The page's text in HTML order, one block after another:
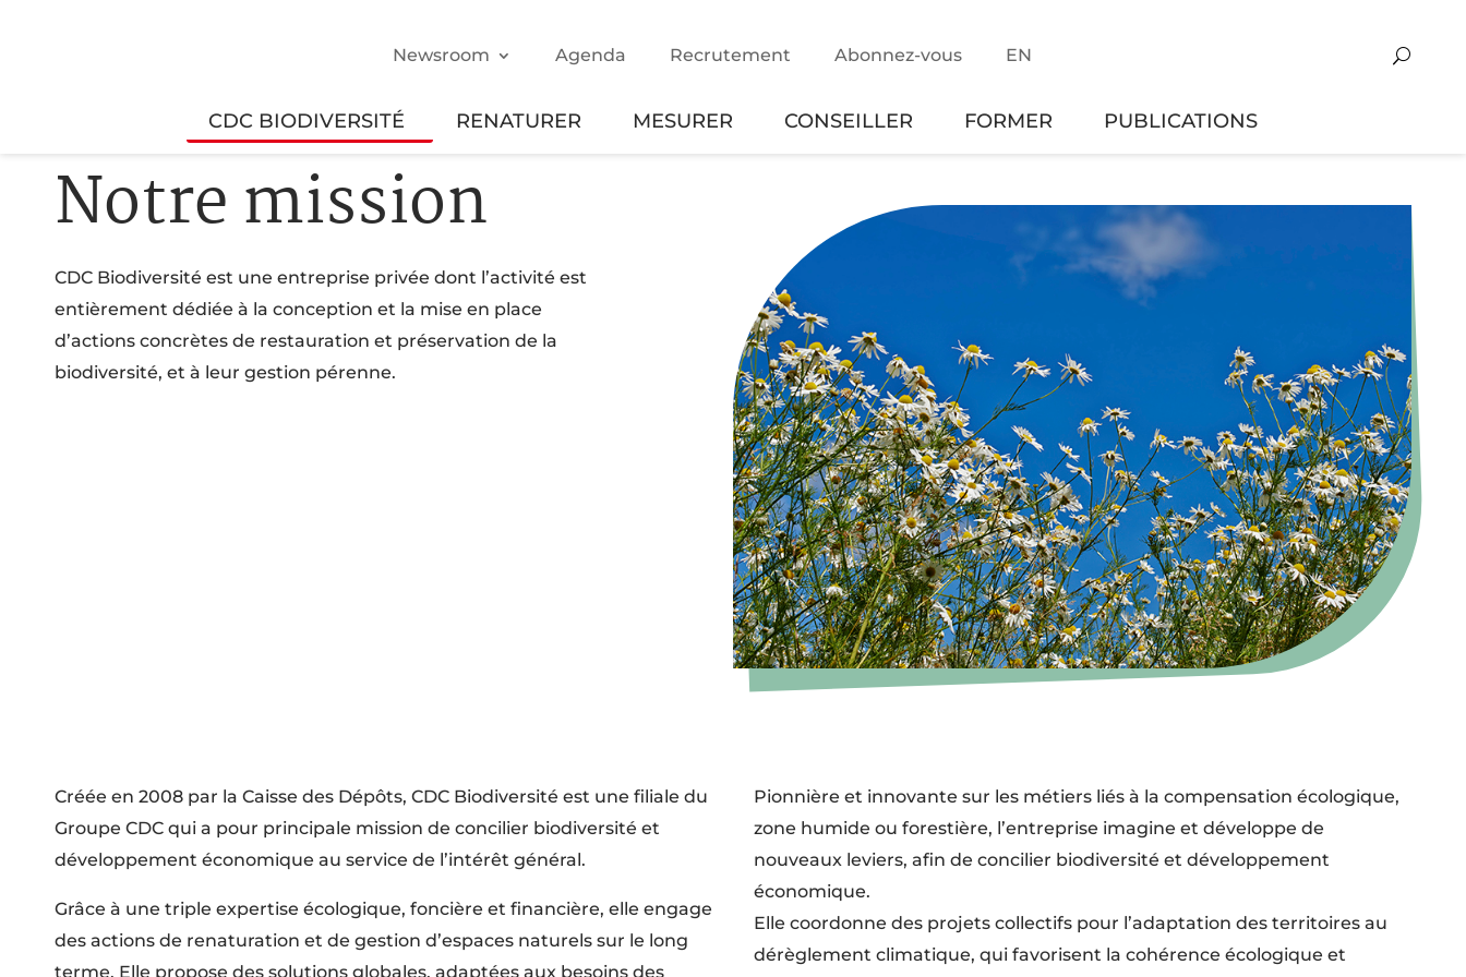
Newsroom Agenda Recrutement Abonnez-vous EN
CDC BIODIVERSITÉ RENATURER MESURER CONSEILLER FORMER PUBLICATIONS
Notre mission
CDC Biodiversité est une entreprise privée dont l’activité est
entièrement dédiée à la conception et la mise en place
d’actions concrètes de restauration et préservation de la
biodiversité, et à leur gestion pérenne.
Créée en 2008 par la Caisse des Dépôts, CDC Biodiversité est une filiale du
Groupe CDC qui a pour principale mission de concilier biodiversité et
développement économique au service de l’intérêt général.
Grâce à une triple expertise écologique, foncière et financière, elle engage
des actions de renaturation et de gestion d’espaces naturels sur le long
terme. Elle propose des solutions globales, adaptées aux besoins des
Pionnière et innovante sur les métiers liés à la compensation écologique,
zone humide ou forestière, l’entreprise imagine et développe de
nouveaux leviers, afin de concilier biodiversité et développement
économique.
Elle coordonne des projets collectifs pour l’adaptation des territoires au
dérèglement climatique, qui favorisent la cohérence écologique et